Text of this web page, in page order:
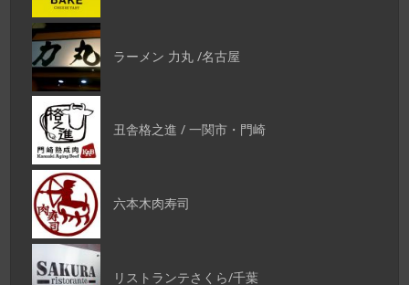
ラーメン 力丸 /名古屋
丑舎格之進 / 一関市・門崎
六本木肉寿司
リストランテさくら/千葉